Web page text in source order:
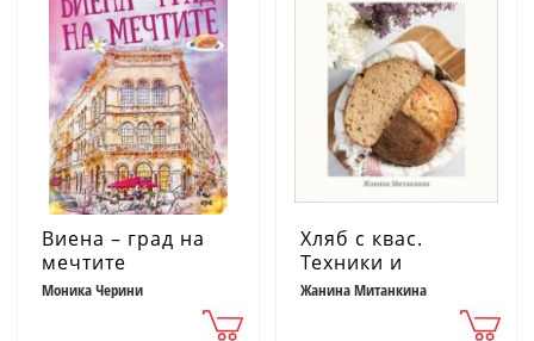
Виена – град на
мечтите
Моника Черини
Хляб с квас.
Техники и
рецепти
Жанина Митанкина